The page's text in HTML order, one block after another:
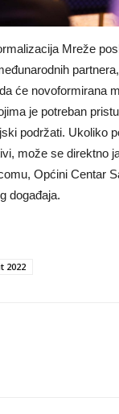
Mreže
će novoformirana
je potreban
podržati. Ukoliko
može se direktno
Općini Centar
događaja.
2022